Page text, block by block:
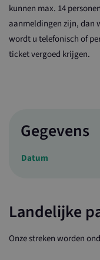
kunnen max. 14
aanmeldingen zijn, dan
wordt u telefonisch of
ticket vergoed krijgen.
Gegevens
Datum
Landelijke
Onze streken worden